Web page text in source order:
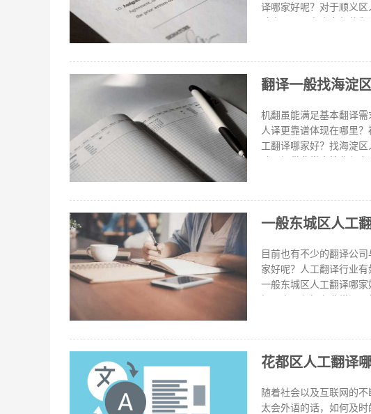
译哪家好呢？对于顺义
智能化的搜索引擎、多
感觉不通顺，影响阅读。
那么选择福昕人工翻译
翻译一般找海淀
机翻虽能满足基本翻译
人译更靠谱体现在哪里
工翻译哪家好？找海淀
的翻译、留学移民等。
尽最大程度保质保量，
一下这个平台哦。
一般东城区人工
目前也有不少的翻译公
家好呢？人工翻译行业
一般东城区人工翻译哪
种大大小小的文件文档
告、财务报告等。译文
经有一定的了解了。
花都区人工翻译
随着社会以及互联网的
太会外语的话，如何及